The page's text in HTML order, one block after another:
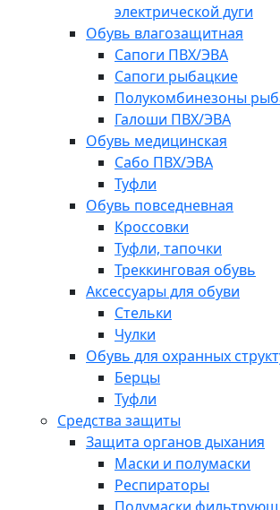
электрической дуги
Обувь влагозащитная
Сапоги ПВХ/ЭВА
Сапоги рыбацкие
Полукомбинезоны
Галоши ПВХ/ЭВА
Обувь медицинская
Сабо ПВХ/ЭВА
Туфли
Обувь повседневная
Кроссовки
Туфли, тапочки
Треккинговая обувь
Аксессуары для обуви
Стельки
Чулки
Обувь для охранных
Берцы
Туфли
Средства защиты
Защита органов дыхания
Маски и полумаски
Респираторы